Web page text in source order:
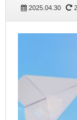
2025.04.30